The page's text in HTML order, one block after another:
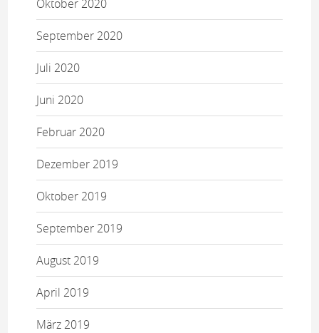
Oktober 2020
September 2020
Juli 2020
Juni 2020
Februar 2020
Dezember 2019
Oktober 2019
September 2019
August 2019
April 2019
März 2019